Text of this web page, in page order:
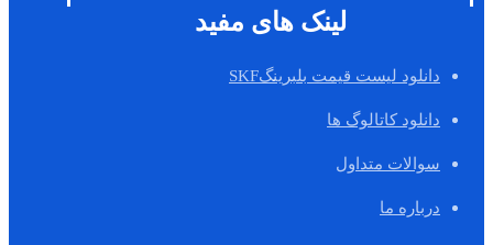
لینک های مفید
دانلود لیست قیمت بلبرینگSKF
دانلود کاتالوگ ها
سوالات متداول
درباره ما